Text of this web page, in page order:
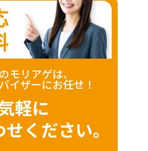
モリアゲは、
イザーにお任せ！
軽に
ください。